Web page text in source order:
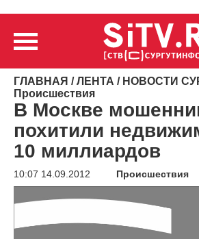
ГЛАВНАЯ /ЛЕНТА / НОВОСТИ
Происшествия
В Москве
похитили
10 миллиардов
10:07 14.09.2012 Происшествия